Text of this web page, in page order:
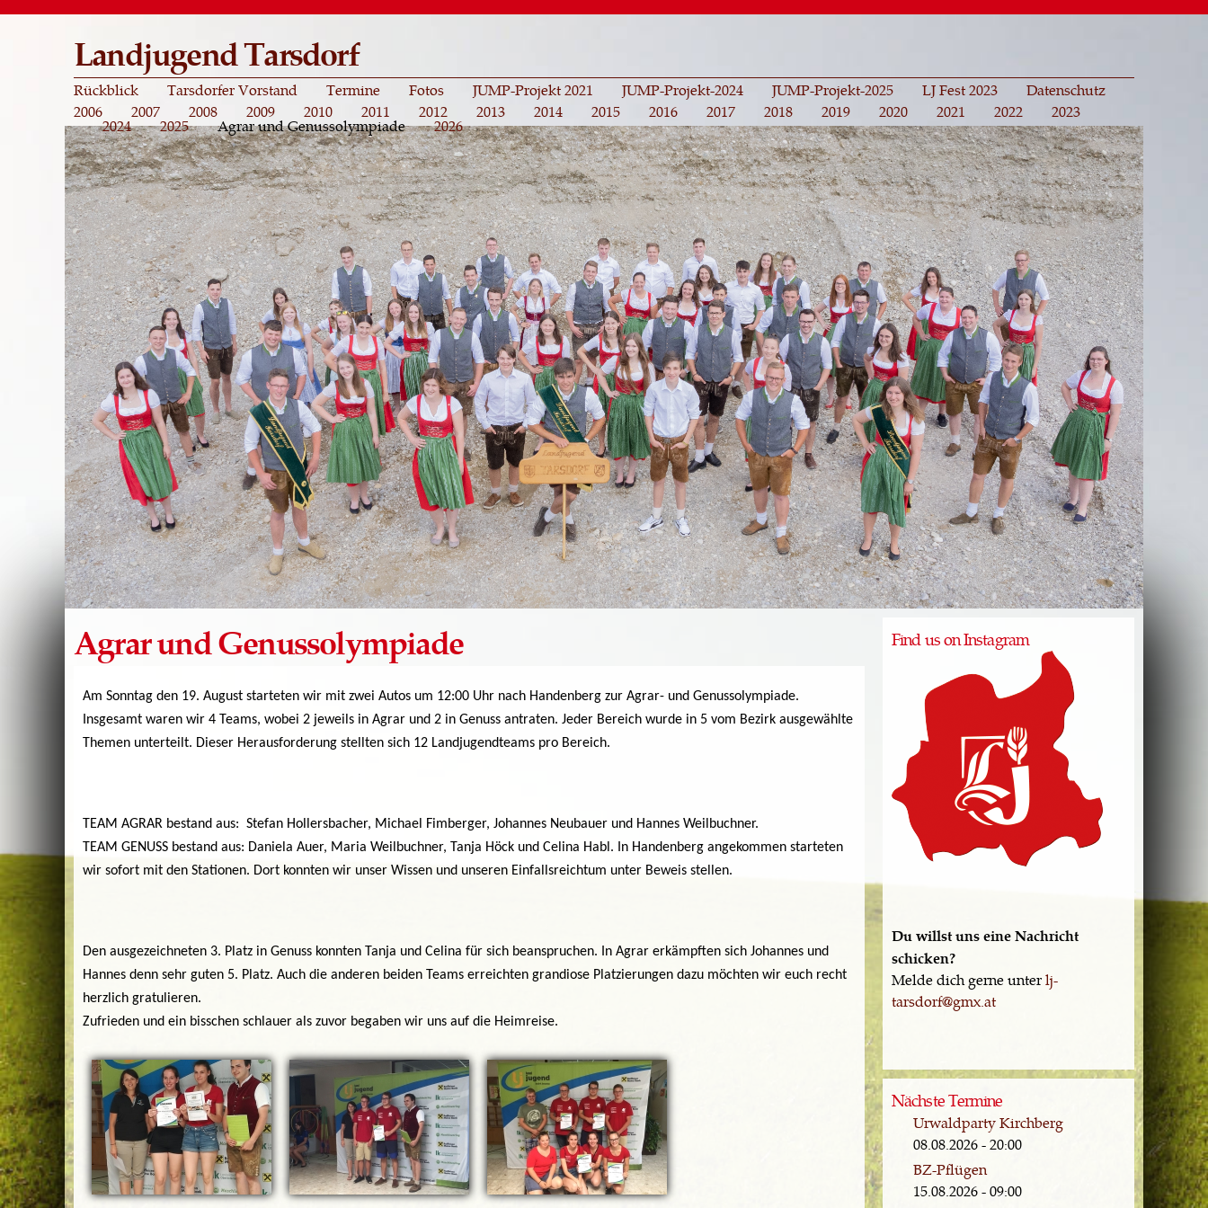
Direkt
Landjugend Tarsdorf
Rückblick Tarsdorfer Vorstand Termine
Fotos
2006
2007 2008 2009 2010 2011 2012 2013 2014 2015 2016 2017 2018 2019 2020 2021 2022 2023
2024 2025 Agrar und Genussolympiade 2026
JUMP-Projekt 2021 JUMP-Projekt-2024 JUMP-Projekt-2025 LJ Fest 2023 Datenschutz
Agrar und Genussolympiade
Am Sonntag den 19. August starteten wir mit zwei Autos um 12:00 Uhr nach Handenberg zur Agrar- und Genussolympiade.
Insgesamt waren wir 4 Teams, wobei 2 jeweils in Agrar und 2 in Genuss antraten. Jeder Bereich wurde in 5 vom Bezirk ausgewählte
Themen unterteilt. Dieser Herausforderung stellten sich 12 Landjugendteams pro Bereich.
TEAM AGRAR bestand aus: Stefan Hollersbacher, Michael Fimberger, Johannes Neubauer und Hannes Weilbuchner.
TEAM GENUSS bestand aus: Daniela Auer, Maria Weilbuchner, Tanja Höck und Celina Habl. In Handenberg angekommen starteten
wir sofort mit den Stationen. Dort konnten wir unser Wissen und unseren Einfallsreichtum unter Beweis stellen.
Den ausgezeichneten 3. Platz in Genuss konnten Tanja und Celina für sich beanspruchen. In Agrar erkämpften sich Johannes und
Hannes denn sehr guten 5. Platz. Auch die anderen beiden Teams erreichten grandiose Platzierungen dazu möchten wir euch recht
herzlich gratulieren.
Zufrieden und ein bisschen schlauer als zuvor begaben wir uns auf die Heimreise.
Find us on Instagram
Du willst uns eine Nachricht
schicken?
Melde dich gerne unterlj-
tarsdorf@gmx.at
Nächste Termine
Urwaldparty Kirchberg
08.08.2026 - 20:00
BZ-Pflügen
15.08.2026 - 09:00